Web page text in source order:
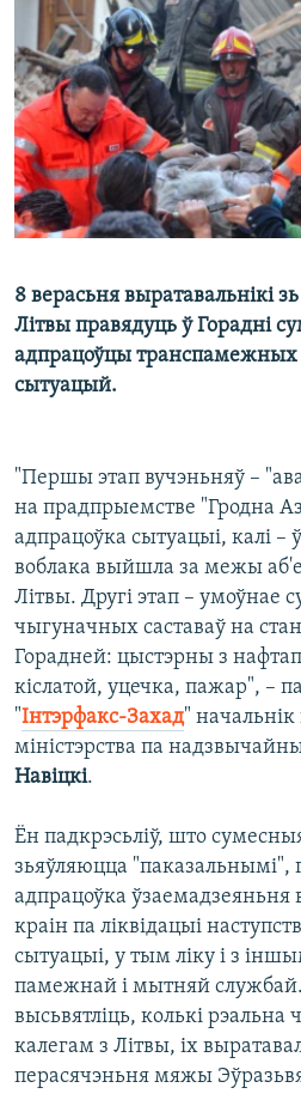
КУЛЬТУРА
КАЛЯНДАР
МОВА
НА ХВАЛЯХ СВАБОДЫ
8 верасьня выратавальнікі зь
Літвы правядуць ў Горадні
адпрацоўцы
сытуацый.
"Першы этап вучэньняў –
на прадпрыемстве "Гродна
адпрацоўка сытуацыі, калі –
воблака выйшла за межы
Літвы. Другі этап – умоўнае
чыгуначных саставаў на
Горадней: цыстэрны з
кіслатой, уцечка, пажар", –
"Інтэрфакс-Захад"
міністэрства па
Навіцкі.
Ён падкрэсьліў, што
зьяўляюцца "паказальнымі",
адпрацоўка ўзаемадзеяньня
краін па ліквідацыі
сытуацыі, у тым ліку і з
памежнай і мытняй службай.
высьвятліць, колькі рэальна
калегам з Літвы, іх
перасячэньня мяжы